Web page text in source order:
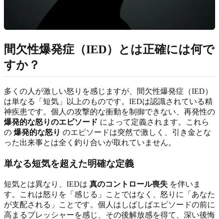
間欠性爆発症（IED）とは正確には何で
すか？
多くの人が激しい怒りを感じますが、間欠性爆発症（IED）
は単なる「短気」以上のものです。IEDは認識されている精
神疾患です。個人の攻撃的な衝動を制御できない、再発性の
爆発的な怒りのエピソード によって定義されます。これら
の 爆発的な怒り のエピソードは突然で激しく、引き金とな
った出来事とは全く釣り合いが取れていません。
単なる短気を超えた明確な定義
短気とは異なり、IEDは 真のコントロール喪失 を伴いま
す。これは怒りを「感じる」ことではなく、怒りに「あなた
が支配される」ことです。個人はしばしばエピソードの前に
高まるプレッシャーを感じ、その後解放感を得て、深い後悔